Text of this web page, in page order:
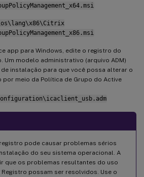
app para Windows, edite o registro do
Um modelo administrativo (arquivo ADM)
instalação para que você possa alterar o
meio da Política de Grupo do Active
pode causar problemas sérios
do seu sistema operacional. A
que os problemas resultantes do uso
possam ser resolvidos. Use o